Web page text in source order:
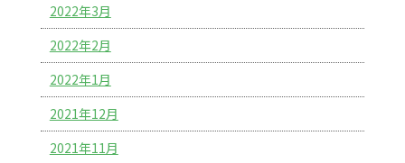
2022年3月
2022年2月
2022年1月
2021年12月
2021年11月